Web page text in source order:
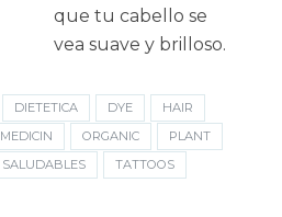
que tu cabello se
vea suave y brilloso.
DIETETICA DYE
HAIR
MEDICIN ORGANIC
PLANT
SALUDABLES
TATTOOS